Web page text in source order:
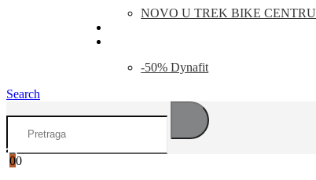
NOVO U TREK BIKE CENTRU
-50% Dynafit
Search
00